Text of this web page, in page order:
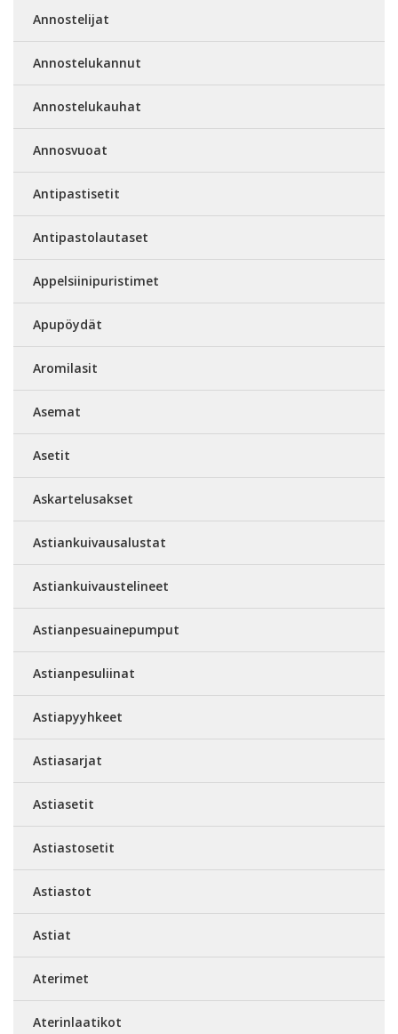
Annostelijat
Annostelukannut
Annostelukauhat
Annosvuoat
Antipastisetit
Antipastolautaset
Appelsiinipuristimet
Apupöydät
Aromilasit
Asemat
Asetit
Askartelusakset
Astiankuivausalustat
Astiankuivaustelineet
Astianpesuainepumput
Astianpesuliinat
Astiapyyhkeet
Astiasarjat
Astiasetit
Astiastosetit
Astiastot
Astiat
Aterimet
Aterinlaatikot